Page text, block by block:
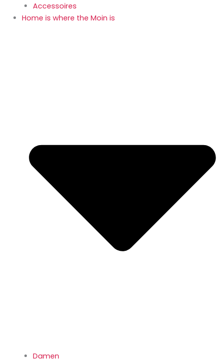
Accessoires
Home is where the Moin is
Damen